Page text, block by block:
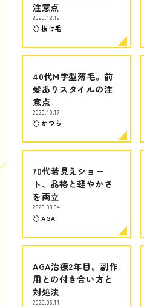
注意点
2020.12.12
抜け毛
40代M字型薄毛。前
髪ありスタイルの注
意点
2020.10.17
かつら
70代若見えショー
ト、品格と軽やかさ
を両立
2020.08.04
AGA
AGA治療2年目。副作
用との付き合い方と
対処法
2020.06.11